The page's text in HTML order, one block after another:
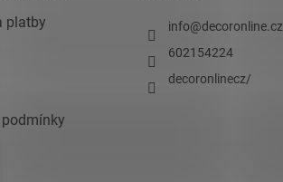
platby
info@decoronline.cz
602154224
decoronlinecz/